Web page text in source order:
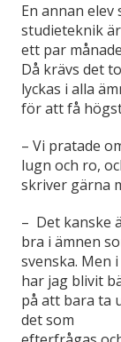
En annan
studieteknik
ett par
Då krävs det
lyckas i alla
för att få
– Vi pratade
lugn och ro,
skriver gärna
– Det kanske
bra i ämnen
svenska. Men
har jag blivit
på att bara ta
det som